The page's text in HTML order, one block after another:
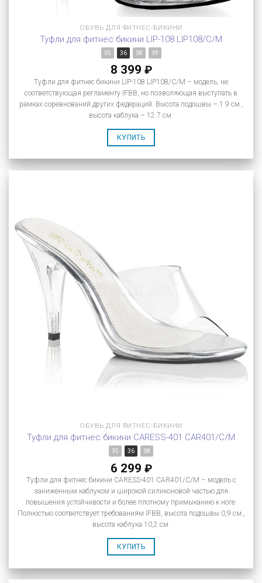
ОБУВЬ ДЛЯ ФИТНЕС-БИКИНИ
Туфли для фитнес бикини LIP-108 LIP108/C/M
35 36 38 39
8 399 ₽
Туфли для фитнес бикини LIP-108 LIP108/C/M – модель, не
соответствующая регламенту IFBB, но позволяющая выступать в
рамках соревнований других федераций. Высота подошвы – 1.9 см.,
высота каблука – 12.7 см.
КУПИТЬ
ОБУВЬ ДЛЯ ФИТНЕС-БИКИНИ
Туфли для фитнес бикини CARESS-401 CAR401/C/M
35 36 38
6 299 ₽
Туфли для фитнес бикини CARESS-401 CAR401/C/M – модель с
заниженным каблуком и широкой силиконовой частью для
повышения устойчивости и более плотному примыканию к ноге.
Полностью соответствует требованиям IFBB, высота подошвы 0,9 см.,
высота каблука 10,2 см.
КУПИТЬ